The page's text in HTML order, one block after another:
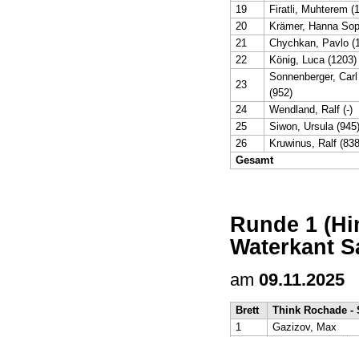
19
Firatli, Muhterem
20
Krämer, Hanna
21
Chychkan, Pavlo
22
König, Luca (1203)
23
Sonnenberger,
(952)
24
Wendland, Ralf (-)
25
Siwon, Ursula (945)
26
Kruwinus, Ralf
Gesamt
Runde 1
Waterkant
am 09.11.2025
Brett
Think Rochade -
1
Gazizov, Max